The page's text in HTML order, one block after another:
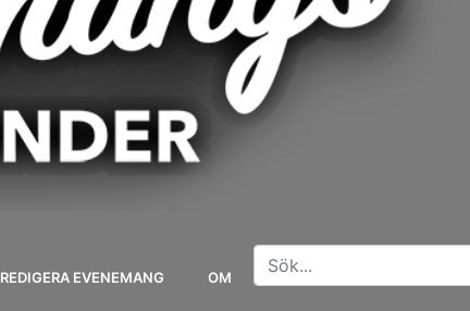
REDIGERA EVENEMANG OM